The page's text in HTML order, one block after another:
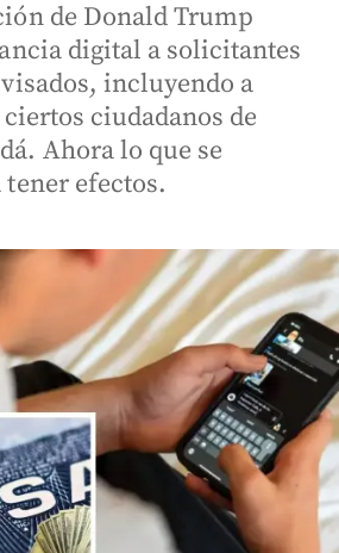
de Donald Trump
digital a solicitantes
incluyendo a
ciudadanos de
Ahora lo que se
efectos.